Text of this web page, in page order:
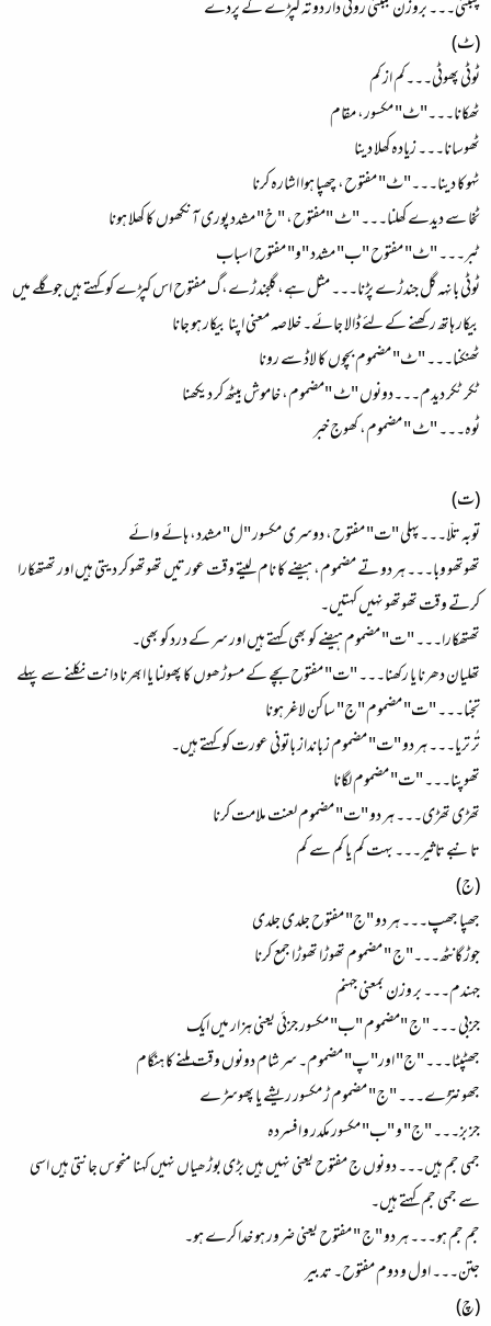
پنبئی۔۔۔ بروزن بمبئی روئی دار دو تہ کپڑے کے پردے
(ٹ)
ٹوٹی پھوٹی۔۔۔کم از کم
ٹھکانا۔۔۔"ٹ" مکسور، مقام
ٹھوسانا۔۔۔ زیادہ کھلا دینا
ٹہوکا دینا۔۔۔"ٹ" مفتوح، چھپا ہوا اشارہ کرنا
ٹخا سے دیدے کھلنا۔۔۔ "ٹ "مفتوح، "خ" مشدد پوری آنکھوں کا کھلا ہونا
ٹبر۔۔۔ "ٹ" مفتوح "ب" مشدد "و" مفتوح اسباب
ٹوٹی بانہہ گل جندڑے پڑنا۔۔۔ مثل ہے، گلجندڑے، گ مفتوح اس کپڑے کو کہتے ہیں جو گلے میں
بیکار ہاتھ رکھنے کے لئے ڈالا جائے۔ خلاصہ معنی اپنا بیکار ہو جانا
ٹھنکنا۔۔۔ "ٹ" مضموم بچوں کا لاڈ سے رونا
ٹکر ٹکر دیدم۔۔۔دونوں "ٹ "مضموم، خاموش بیٹھ کر دیکھنا
ٹوہ۔۔۔ "ٹ " مضموم، کھوج خبر
(ت)
توبہ تلّا۔۔۔پہلی "ت" مفتوح، دوسری مکسور "ل" مشدد، ہائے وائے
تھوتھو وبا۔۔۔ ہر دو تے مضموم، ہیضے کا نام لیتے وقت عورتیں تھوتھو کر دیتی ہیں اور تھتھکارا
کرتے وقت تھوتھو نہیں کہتیں۔
تھتھکارا۔۔۔ "ت" مضموم ہیضے کو بھی کہتے ہیں اور سر کے درد کو بھی۔
تھلیان دھرنا یا رکھنا۔۔۔ "ت" مفتوح بچے کے مسوڑھوں کا پھولنا یا ابھرنا دانت نکلنے سے پہلے
تجنا۔۔۔ "ت" مضموم "ج" ساکن لاغر ہونا
تُر تریا۔۔۔ ہر دو "ت" مضموم زبانداز باتونی عورت کو کہتے ہیں۔
تھوپنا۔۔۔ "ت" مضموم لگانا
تھڑی تھڑی۔۔۔ ہر دو "ت" مضموم لعنت ملامت کرنا
تانبے تاثیر۔۔۔ بہت کم یا کم سے کم
(ج)
جھپا جھپ۔۔۔ ہر دو "ج" مفتوح جلدی جلدی
جوڑ گانٹھ۔۔۔"ج " مضموم تھوڑا تھوڑا جمع کرنا
جہندم۔۔۔ بر وزن بمعنی جہنم
جزبی ۔۔۔ "ج "مضموم "ب" مکسور جزئی یعنی ہزار میں ایک
جھٹپٹا۔۔۔ "ج" اور" پ" مضموم۔ سر شام دونوں وقت ملنے کا ہنگام
جھونتڑے۔۔۔ "ج" مضموم ڑ مکسور ریشے یا پھوسڑے
جز بز۔۔۔ "ج" و "ب" مکسور مکدر و افسردہ
جمی جم ہیں۔۔۔ دونوں ج مفتوح یعنی نہیں ہیں بڑی بوڑھیاں نہیں کہنا منحوس جانتی ہیں اسی
سے جمی جم کہتے ہیں۔
جم جم ہو۔۔۔ ہر دو "ج " مفتوح یعنی ضرور ہو خدا کرے ہو۔
جتن۔۔۔ اول و دوم مفتوح۔ تدبیر
(چ)